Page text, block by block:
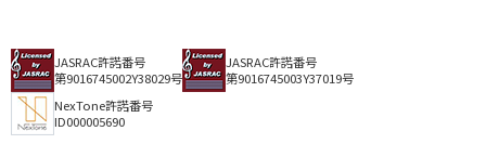
JASRAC許諾番号
第9016745002Y38029号
JASRAC許諾番号
第9016745003Y37019号
NexTone許諾番号
ID000005690